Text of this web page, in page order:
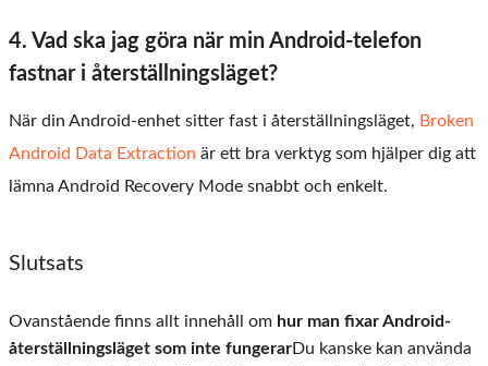
4. Vad ska jag göra när min Android-telefon
fastnar i återställningsläget?
När din Android-enhet sitter fast i återställningsläget, Broken
Android Data Extraction är ett bra verktyg som hjälper dig att
lämna Android Recovery Mode snabbt och enkelt.
Slutsats
Ovanstående finns allt innehåll om hur man fixar Android-
återställningsläget som inte fungerarDu kanske kan använda